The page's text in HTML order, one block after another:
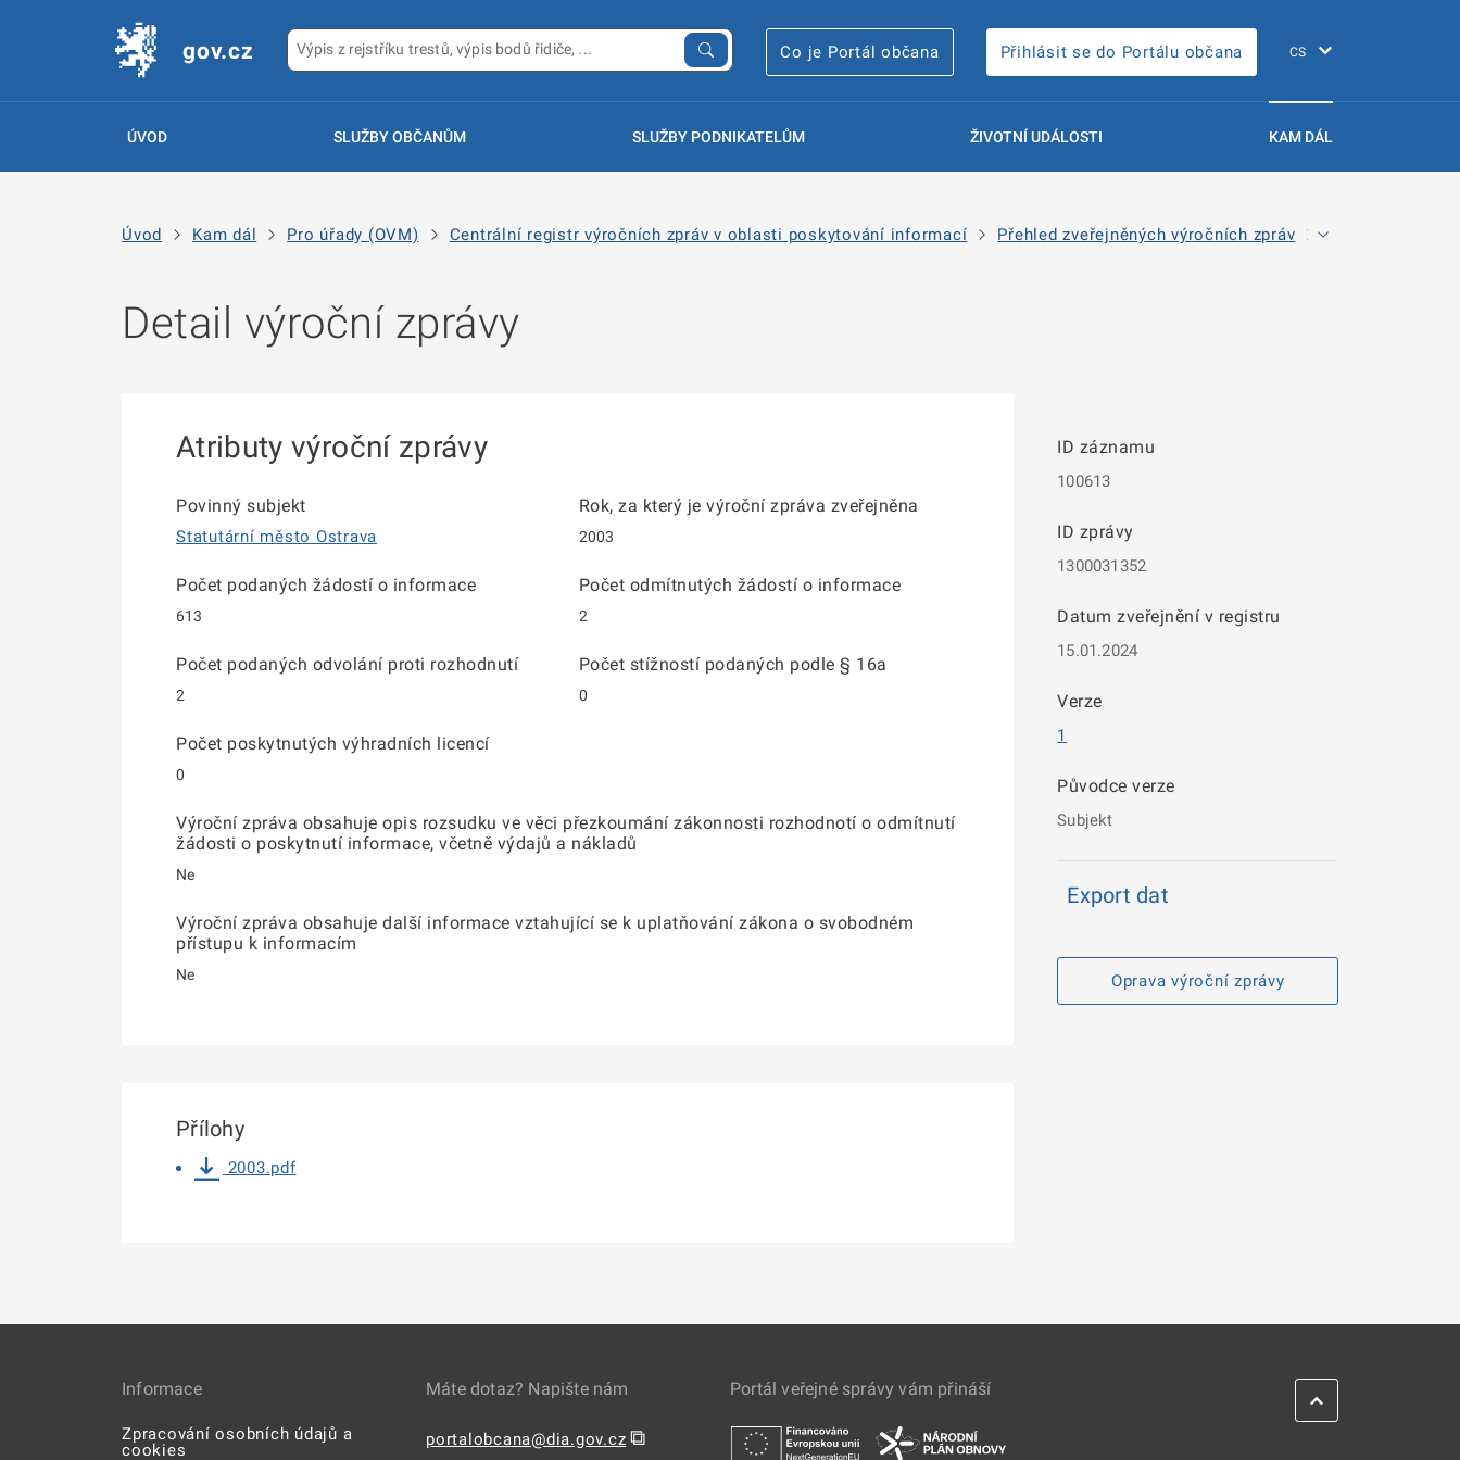
gov.cz Co je Portál občana Přihlásit se do Portálu občana
ÚVOD SLUŽBY OBČANŮM SLUŽBY PODNIKATELŮM ŽIVOTNÍ UDÁLOSTI KAM DÁL
Úvod Kam dál Pro úřady (OVM) Centrální registr výročních zpráv v oblasti poskytování informací Přehled zveřejněných výročních zpráv Detail výroční
Detail výroční zprávy
ID záznamu
100613
ID zprávy
1300031352
Datum zveřejnění v registru
15.01.2024
Verze
1
Původce verze
Subjekt
Export dat
Oprava výroční zprávy
Atributy výroční zprávy
Povinný subjekt
Statutární město Ostrava
Rok, za který je výroční zpráva zveřejněna
2003
Počet podaných žádostí o informace
613
Počet odmítnutých žádostí o informace
2
Počet podaných odvolání proti rozhodnutí
2
Počet stížností podaných podle § 16a
0
Počet poskytnutých výhradních licencí
0
Výroční zpráva obsahuje opis rozsudku ve věci přezkoumání zákonnosti rozhodnotí o odmítnutí
žádosti o poskytnutí informace, včetně výdajů a nákladů
Ne
Výroční zpráva obsahuje další informace vztahující se k uplatňování zákona o svobodném
přístupu k informacím
Ne
Přílohy
2003.pdf
Informace
Zpracování osobních údajů a
cookies
Máte dotaz? Napište nám
portalobcana@dia.gov.cz ⧉
Portál veřejné správy vám přináší